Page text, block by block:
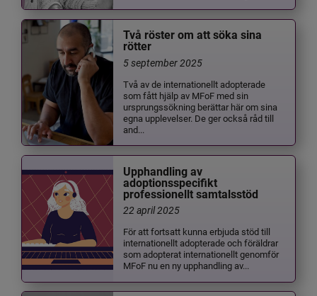
Två röster om att söka sina
rötter
5 september 2025
Två av de internationellt adopterade
som fått hjälp av MFoF med sin
ursprungssökning berättar här om sina
egna upplevelser. De ger också råd till
and...
Upphandling av
adoptionsspecifikt
professionellt samtalsstöd
22 april 2025
För att fortsatt kunna erbjuda stöd till
internationellt adopterade och föräldrar
som adopterat internationellt genomför
MFoF nu en ny upphandling av...